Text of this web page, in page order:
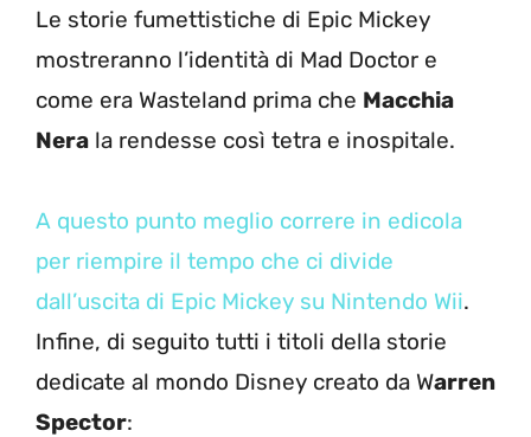
Le storie fumettistiche di Epic Mickey
mostreranno l’identità di Mad Doctor e
come era Wasteland prima che Macchia
Nera la rendesse così tetra e inospitale.
A questo punto meglio correre in edicola
per riempire il tempo che ci divide
dall’uscita di Epic Mickey su Nintendo Wii.
Infine, di seguito tutti i titoli della storie
dedicate al mondo Disney creato da Warren
Spector: